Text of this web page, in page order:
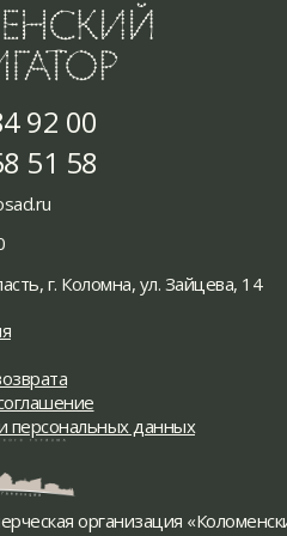
92 00
51 58
г. Коломна, ул. Зайцева, 14
персональных данных
организация